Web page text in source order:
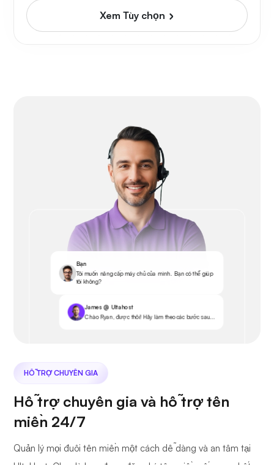
Xem Tùy chọn
Bạn
Tôi muốn nâng cấp máy chủ của mình. Bạn có thể giúp
tôi không?
James @ Ultahost
Chào Ryan, được thôi! Hãy làm theo các bước sau...
HỖ TRỢ CHUYÊN GIA
Hỗ trợ chuyên gia và hỗ trợ tên
miền 24/7
Quản lý mọi đuôi tên miền một cách dễ dàng và an tâm tại